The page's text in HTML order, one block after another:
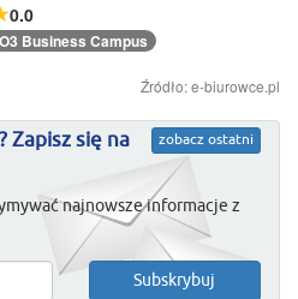
0.0
O3 Business Campus
Źródło: e-biurowce.pl
zobacz ostatni
Zapisz się na
najnowsze informacje z